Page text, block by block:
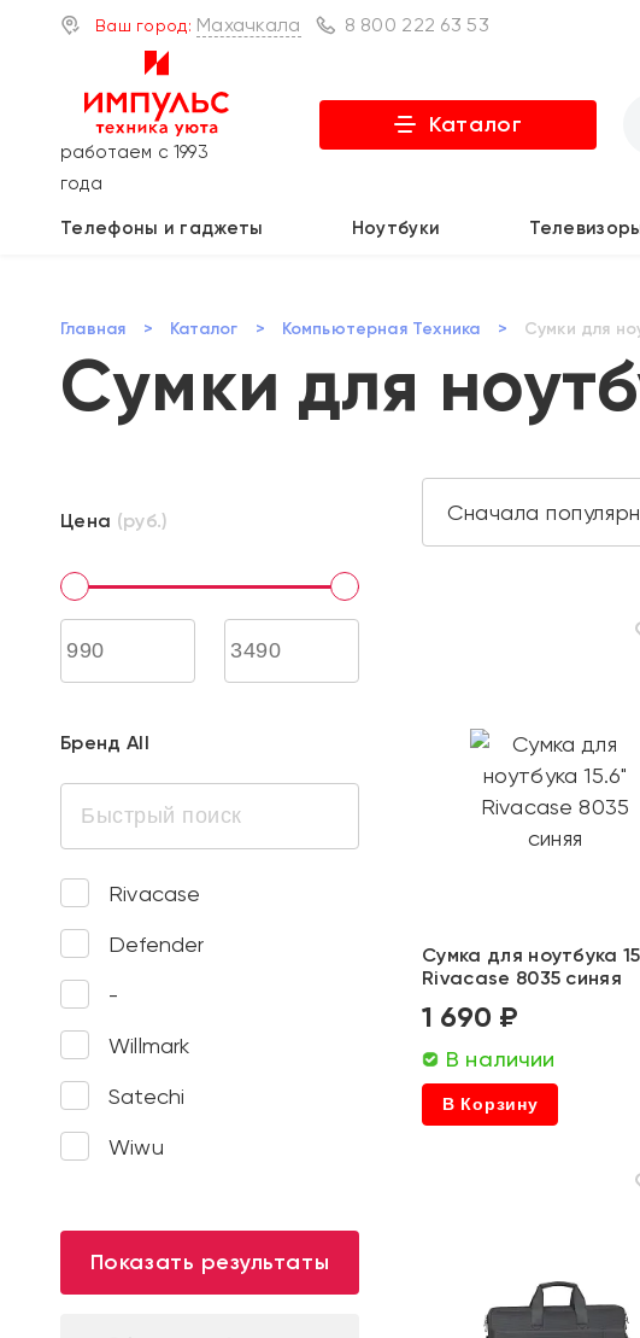
Ваш город: Махачкала 8 800 222 63 53
работаем с 1993
года
Каталог
Телефоны и гаджеты Ноутбуки
Главная > Каталог > Компьютерная Техника > Сумки для
Сумки для
Цена (руб.)
Бренд All
Rivacase
Defender
-
Willmark
Satechi
Wiwu
Показать результаты
Сумка для ноутбука
Rivacase 8035 синяя
1 690 ₽
В наличии
В Корзину